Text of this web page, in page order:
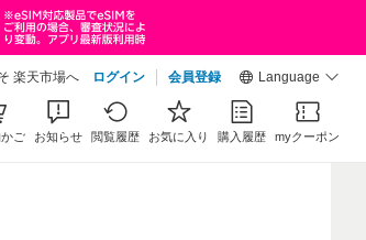
楽天市場へ ログイン 会員登録 Language
ご お知らせ 閲覧履歴 お気に入り 購入履歴 myクーポン